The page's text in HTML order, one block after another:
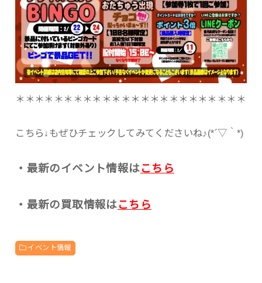
＊＊＊＊＊＊＊＊＊＊＊＊＊＊＊＊＊＊＊＊＊＊＊＊
こちら↓もぜひチェックしてみてくださいね♪(*´▽｀*)
・最新のイベント情報はこちら
・最新の買取情報はこちら
イベント情報